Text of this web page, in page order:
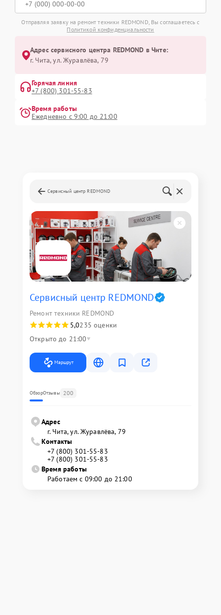
Отправляя заявку на ремонт техники REDMOND, Вы соглашаетесь с
Политикой конфиденциальности
Адрес сервисного центра REDMOND в Чите:
г. Чита, ул. Журавлёва, 79
Горячая линия
+7 (800) 301-55-83
Время работы
Ежедневно с 9:00 до 21:00
Сервисный центр REDMOND
Сервисный центр REDMOND
Ремонт техники REDMOND
5,0235 оценки
Открыто до 21:00
Маршрут
ОбзорОтзывы 200
Адрес
г. Чита, ул. Журавлёва, 79
Контакты
+7 (800) 301-55-83
+7 (800) 301-55-83
Время работы
Работаем с 09:00 до 21:00